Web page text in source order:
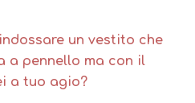
un vestito che
a pennello ma con il
a tuo agio?